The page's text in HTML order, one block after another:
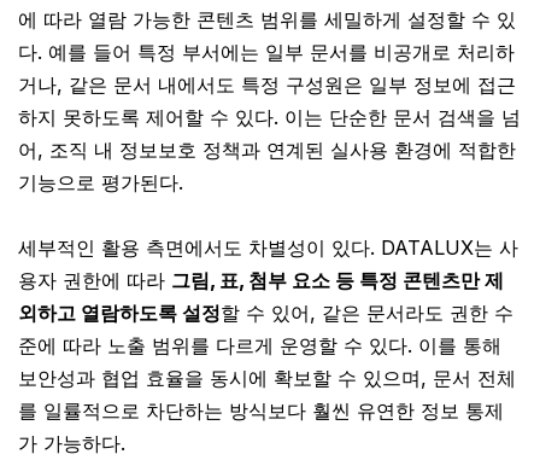
에 따라 열람 가능한 콘텐츠 범위를 세밀하게 설정할 수 있
다. 예를 들어 특정 부서에는 일부 문서를 비공개로 처리하
거나, 같은 문서 내에서도 특정 구성원은 일부 정보에 접근
하지 못하도록 제어할 수 있다. 이는 단순한 문서 검색을 넘
어, 조직 내 정보보호 정책과 연계된 실사용 환경에 적합한
기능으로 평가된다.
세부적인 활용 측면에서도 차별성이 있다. DATALUX는 사
용자 권한에 따라 그림, 표, 첨부 요소 등 특정 콘텐츠만 제
외하고 열람하도록 설정할 수 있어, 같은 문서라도 권한 수
준에 따라 노출 범위를 다르게 운영할 수 있다. 이를 통해
보안성과 협업 효율을 동시에 확보할 수 있으며, 문서 전체
를 일률적으로 차단하는 방식보다 훨씬 유연한 정보 통제
가 가능하다.